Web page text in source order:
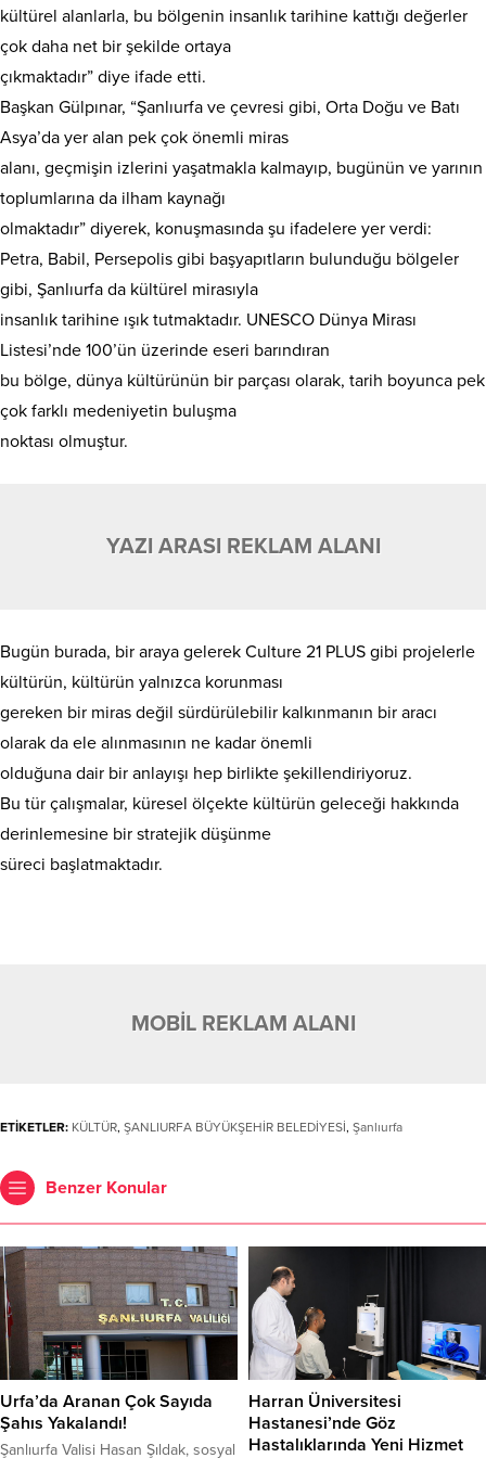
kültürel alanlarla, bu bölgenin insanlık tarihine kattığı değerler
çok daha net bir şekilde ortaya
çıkmaktadır” diye ifade etti.
Başkan Gülpınar, “Şanlıurfa ve çevresi gibi, Orta Doğu ve Batı
Asya’da yer alan pek çok önemli miras
alanı, geçmişin izlerini yaşatmakla kalmayıp, bugünün ve yarının
toplumlarına da ilham kaynağı
olmaktadır” diyerek, konuşmasında şu ifadelere yer verdi:
Petra, Babil, Persepolis gibi başyapıtların bulunduğu bölgeler
gibi, Şanlıurfa da kültürel mirasıyla
insanlık tarihine ışık tutmaktadır. UNESCO Dünya Mirası
Listesi’nde 100’ün üzerinde eseri barındıran
bu bölge, dünya kültürünün bir parçası olarak, tarih boyunca pek
çok farklı medeniyetin buluşma
noktası olmuştur.
YAZI ARASI REKLAM ALANI
Bugün burada, bir araya gelerek Culture 21 PLUS gibi projelerle
kültürün, kültürün yalnızca korunması
gereken bir miras değil sürdürülebilir kalkınmanın bir aracı
olarak da ele alınmasının ne kadar önemli
olduğuna dair bir anlayışı hep birlikte şekillendiriyoruz.
Bu tür çalışmalar, küresel ölçekte kültürün geleceği hakkında
derinlemesine bir stratejik düşünme
süreci başlatmaktadır.
MOBİL REKLAM ALANI
ETİKETLER: KÜLTÜR, ŞANLIURFA BÜYÜKŞEHİR BELEDİYESİ, Şanlıurfa
Benzer Konular
Urfa’da Aranan Çok Sayıda
Şahıs Yakalandı!
Şanlıurfa Valisi Hasan Şıldak, sosyal
Harran Üniversitesi
Hastanesi’nde Göz
Hastalıklarında Yeni Hizmet